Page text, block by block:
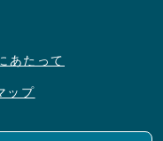
あたって
ップ